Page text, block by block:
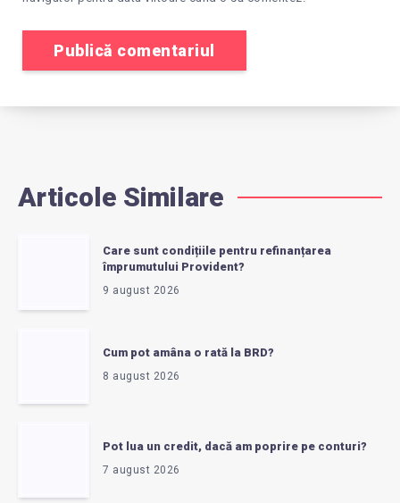
Articole Similare
Care sunt condițiile pentru refinanțarea
împrumutului Provident?
9 august 2026
Cum pot amâna o rată la BRD?
8 august 2026
Pot lua un credit, dacă am poprire pe conturi?
7 august 2026